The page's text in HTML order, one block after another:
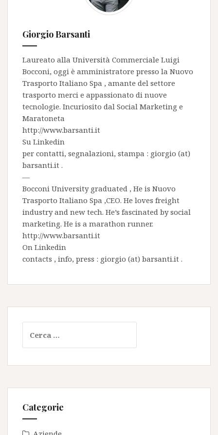
Giorgio Barsanti
Laureato alla Università Commerciale Luigi
Bocconi, oggi è amministratore presso la Nuovo
Trasporto Italiano Spa , amante del settore
trasporto merci e appassionato di nuove
tecnologie. Incuriosito dal Social Marketing e
Maratoneta
http://www.barsanti.it
Su Linkedin
per contatti, segnalazioni, stampa : giorgio (at)
barsanti.it .
—
Bocconi University graduated , He is Nuovo
Trasporto Italiano Spa ,CEO. He loves freight
industry and new tech. He’s fascinated by social
marketing. He is a marathon runner.
http://www.barsanti.it
On Linkedin
contacts , info, press : giorgio (at) barsanti.it .
per:
Categorie